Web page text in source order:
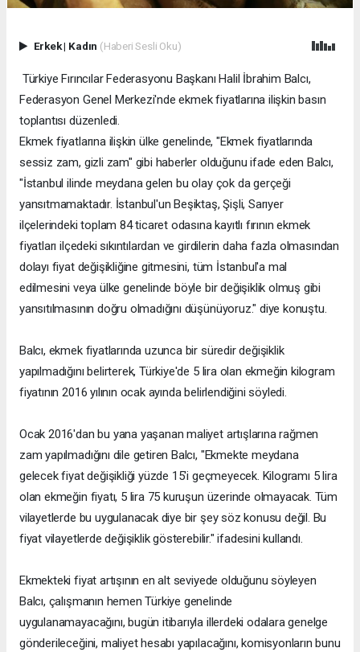
Erkek| Kadın (Haberi Sesli Oku)
Türkiye Fırıncılar Federasyonu Başkanı Halil İbrahim Balcı,
Federasyon Genel Merkezi'nde ekmek fiyatlarına ilişkin basın
toplantısı düzenledi.
Ekmek fiyatlarına ilişkin ülke genelinde, "Ekmek fiyatlarında
sessiz zam, gizli zam" gibi haberler olduğunu ifade eden Balcı,
"İstanbul ilinde meydana gelen bu olay çok da gerçeği
yansıtmamaktadır. İstanbul'un Beşiktaş, Şişli, Sarıyer
ilçelerindeki toplam 84 ticaret odasına kayıtlı fırının ekmek
fiyatları ilçedeki sıkıntılardan ve girdilerin daha fazla olmasından
dolayı fiyat değişikliğine gitmesini, tüm İstanbul'a mal
edilmesini veya ülke genelinde böyle bir değişiklik olmuş gibi
yansıtılmasının doğru olmadığını düşünüyoruz." diye konuştu.
Balcı, ekmek fiyatlarında uzunca bir süredir değişiklik
yapılmadığını belirterek, Türkiye'de 5 lira olan ekmeğin kilogram
fiyatının 2016 yılının ocak ayında belirlendiğini söyledi.
Ocak 2016'dan bu yana yaşanan maliyet artışlarına rağmen
zam yapılmadığını dile getiren Balcı, "Ekmekte meydana
gelecek fiyat değişikliği yüzde 15'i geçmeyecek. Kilogramı 5 lira
olan ekmeğin fiyatı, 5 lira 75 kuruşun üzerinde olmayacak. Tüm
vilayetlerde bu uygulanacak diye bir şey söz konusu değil. Bu
fiyat vilayetlerde değişiklik gösterebilir." ifadesini kullandı.
Ekmekteki fiyat artışının en alt seviyede olduğunu söyleyen
Balcı, çalışmanın hemen Türkiye genelinde
uygulanamayacağını, bugün itibarıyla illerdeki odalara genelge
gönderileceğini, maliyet hesabı yapılacağını, komisyonların bunu